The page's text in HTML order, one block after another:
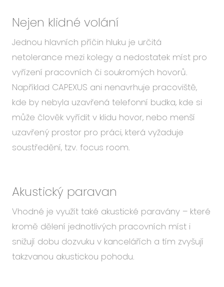
Nejen klidné volání
Jednou hlavních příčin hluku je určitá
netolerance mezi kolegy a nedostatek míst pro
vyřízení pracovních či soukromých hovorů.
Například CAPEXUS ani nenavrhuje pracoviště,
kde by nebyla uzavřená telefonní budka, kde si
může člověk vyřídit v klidu hovor, nebo menší
uzavřený prostor pro práci, která vyžaduje
soustředění, tzv. focus room.
Akustický paravan
Vhodné je využít také akustické paravány – které
kromě dělení jednotlivých pracovních míst i
snižují dobu dozvuku v kancelářích a tím zvyšují
takzvanou akustickou pohodu.